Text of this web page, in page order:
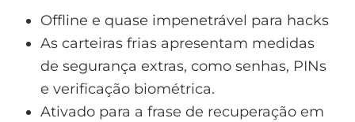
Offline e quase impenetrável para hacks
As carteiras frias apresentam medidas
de segurança extras, como senhas, PINs
e verificação biométrica.
Ativado para a frase de recuperação em